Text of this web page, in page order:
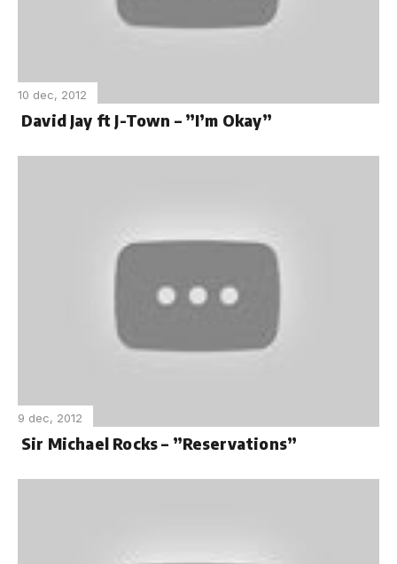
10 dec, 2012
David Jay ft J-Town – ”I’m Okay”
9 dec, 2012
Sir Michael Rocks – ”Reservations”